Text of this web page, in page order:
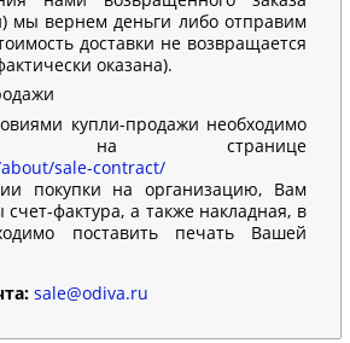
мы вернем деньги либо отправим
доставки не возвращается
оказана).
купли-продажи необходимо
на странице
sale-contract/
покупки на организацию, Вам
фактура, а также накладная, в
поставить печать Вашей
sale@odiva.ru